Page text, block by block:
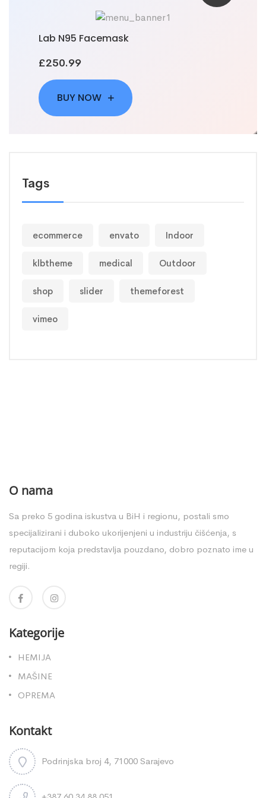
Lab N95 Facemask
£250.99
BUY NOW
Tags
ecommerce envato Indoor
klbtheme medical Outdoor
shop slider themeforest
vimeo
O nama
Sa preko 5 godina iskustva u BiH i regionu, postali smo
specijalizirani i duboko ukorijenjeni u industriju čišćenja, s
reputacijom koja predstavlja pouzdano, dobro poznato ime u
regiji.
Kategorije
HEMIJA
MAŠINE
OPREMA
Kontakt
Podrinjska broj 4, 71000 Sarajevo